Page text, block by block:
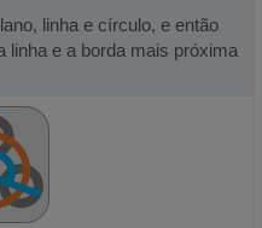
linha e círculo, e então
linha e a borda mais próxima